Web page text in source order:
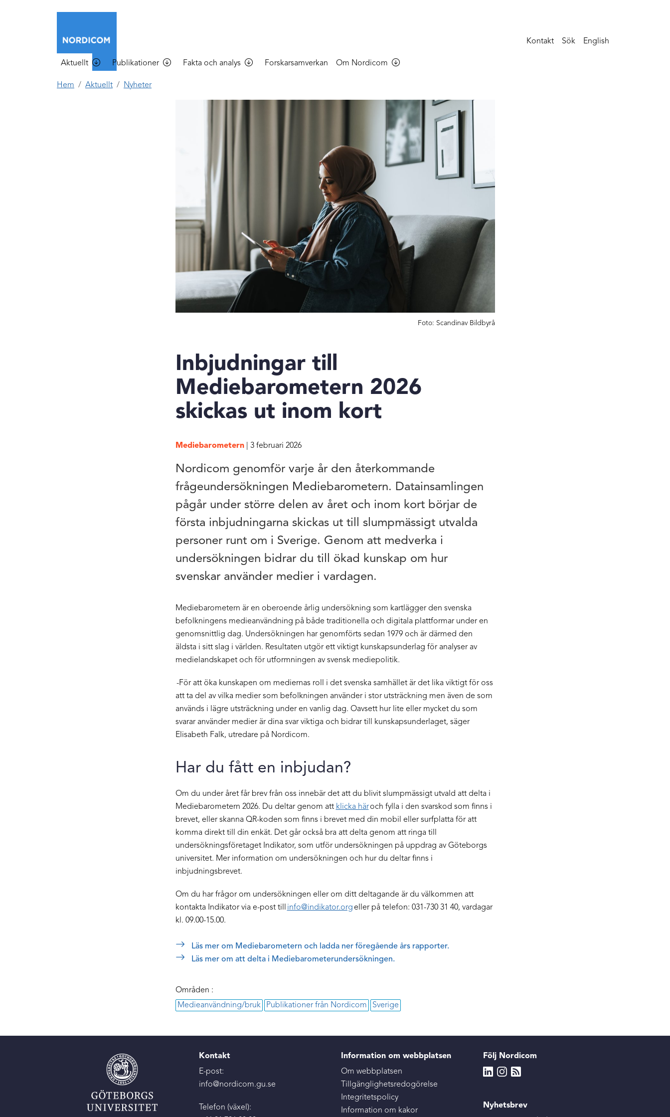
Kontakt Sök English
Main menu
Aktuellt Publikationer Fakta och analys Forskarsamverkan Om Nordicom
Hem Aktuellt Nyheter
Foto: Scandinav Bildbyrå
Inbjudningar till
Mediebarometern 2026
skickas ut inom kort
Mediebarometern| 3 februari 2026
Nordicom genomför varje år den återkommande
frågeundersökningen Mediebarometern. Datainsamlingen
pågår under större delen av året och inom kort börjar de
första inbjudningarna skickas ut till slumpmässigt utvalda
personer runt om i Sverige. Genom att medverka i
undersökningen bidrar du till ökad kunskap om hur
svenskar använder medier i vardagen.
Mediebarometern är en oberoende årlig undersökning som kartlägger den svenska
befolkningens medieanvändning på både traditionella och digitala plattformar under en
genomsnittlig dag. Undersökningen har genomförts sedan 1979 och är därmed den
äldsta i sitt slag i världen. Resultaten utgör ett viktigt kunskapsunderlag för analyser av
medielandskapet och för utformningen av svensk mediepolitik.
-För att öka kunskapen om mediernas roll i det svenska samhället är det lika viktigt för oss
att ta del av vilka medier som befolkningen använder i stor utsträckning men även de som
används i lägre utsträckning under en vanlig dag. Oavsett hur lite eller mycket du som
svarar använder medier är dina svar viktiga och bidrar till kunskapsunderlaget, säger
Elisabeth Falk, utredare på Nordicom.
Har du fått en inbjudan?
Om du under året får brev från oss innebär det att du blivit slumpmässigt utvald att delta i
Mediebarometern 2026. Du deltar genom att klicka häroch fylla i den svarskod som finns i
brevet, eller skanna QR-koden som finns i brevet med din mobil eller surfplatta för att
komma direkt till din enkät. Det går också bra att delta genom att ringa till
undersökningsföretaget Indikator, som utför undersökningen på uppdrag av Göteborgs
universitet. Mer information om undersökningen och hur du deltar finns i
inbjudningsbrevet.
Om du har frågor om undersökningen eller om ditt deltagande är du välkommen att
kontakta Indikator via e-post till info@indikator.org eller på telefon: 031-730 31 40, vardagar
kl. 09.00-15.00.
Läs mer om Mediebarometern och ladda ner föregående års rapporter.
Läs mer om att delta i Mediebarometerundersökningen.
Områden :
Medieanvändning/bruk
Publikationer från Nordicom Sverige
Kontakt
E-post:
info@nordicom.gu.se
Telefon (växel):
Information om webbplatsen
Om webbplatsen
Tillgänglighetsredogörelse
Integritetspolicy
Information om kakor
Följ Nordicom
Nyhetsbrev